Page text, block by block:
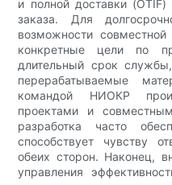
и полной доставки
заказа. Для
возможности
конкретные цели по
длительный срок
перерабатываемые
командой НИОКР
проектами и
разработка часто
способствует чувству
обеих сторон. Наконец,
управления